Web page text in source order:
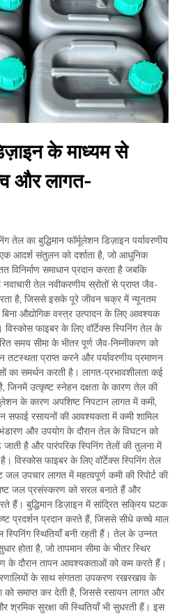
के माध्यम से
और लागत-
तेल का बुद्धिमान फॉर्मूलेशन डिज़ाइन पर्यावरणीय
एक आदर्श संतुलन को दर्शाता है, जो आधुनिक
विनिर्माण समाधान प्रदान करता है जबकि
तेल नवीकरणीय स्रोतों से प्राप्त जैव-
है, जिससे इसके पूरे जीवन चक्र में न्यूनतम
बिना औद्योगिक वस्त्र उत्पादन के लिए आवश्यक
विस्कोस फाइबर के लिए वॉर्टेक्स स्पिनिंग तेल के
समय सीमा के भीतर पूर्ण जैव-निम्नीकरण को
तटस्थता प्राप्त करने और पर्यावरणीय प्रमाणन
का समर्थन करती है। लागत-प्रभावशीलता कई
जिनमें उत्कृष्ट स्नेहन दक्षता के कारण तेल की
के कारण अपशिष्ट निपटान लागत में कमी,
रसायनों की आवश्यकता में कमी शामिल
और उपयोग के दौरान तेल के विघटन को
है और पारंपरिक स्पिनिंग तेलों की तुलना में
विस्कोस फाइबर के लिए वॉर्टेक्स स्पिनिंग तेल
उपचार लागत में महत्वपूर्ण कमी की रिपोर्ट की
जल प्रसंस्करण को सरल बनाते हैं और
हैं। बुद्धिमान डिज़ाइन में सांद्रित सक्रिय घटक
प्रदर्शन प्रदान करते हैं, जिससे सीधे कच्चे माल
स्थितियाँ बनी रहती हैं। तेल के उन्नत
होता है, जो तापमान सीमा के भीतर स्थिर
के दौरान तापन आवश्यकताओं को कम करते हैं।
के साथ संगतता उपकरण रखरखाव के
को समाप्त कर देती है, जिससे रसायन लागत और
श्रमिक सुरक्षा की स्थितियाँ भी सुधरती हैं। इस